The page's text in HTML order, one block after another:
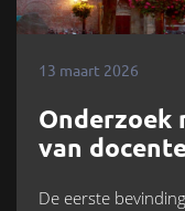
13 maart 2026
Onderzoek
van
De eerste